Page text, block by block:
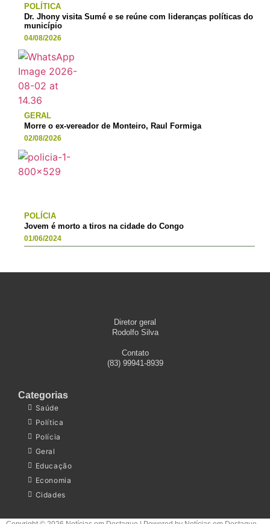
POLÍTICA
Dr. Jhony visita Sumé e se reúne com lideranças políticas do
município
04/08/2026
GERAL
Morre o ex-vereador de Monteiro, Raul Formiga
02/08/2026
POLÍCIA
Jovem é morto a tiros na cidade do Congo
01/06/2024
Diretor geral
Rodolfo Silva
Contato
(83) 99941-8939
Categorias
Saúde
Política
Polícia
Geral
Educação
Economia
Cidades